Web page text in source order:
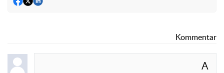
Kommentar
A